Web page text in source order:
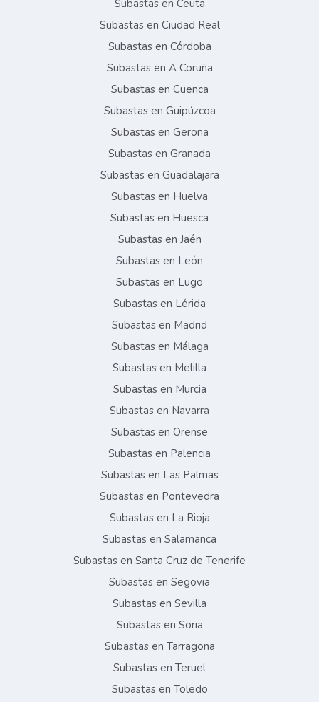
Subastas en Ceuta
Subastas en Ciudad Real
Subastas en Córdoba
Subastas en A Coruña
Subastas en Cuenca
Subastas en Guipúzcoa
Subastas en Gerona
Subastas en Granada
Subastas en Guadalajara
Subastas en Huelva
Subastas en Huesca
Subastas en Jaén
Subastas en León
Subastas en Lugo
Subastas en Lérida
Subastas en Madrid
Subastas en Málaga
Subastas en Melilla
Subastas en Murcia
Subastas en Navarra
Subastas en Orense
Subastas en Palencia
Subastas en Las Palmas
Subastas en Pontevedra
Subastas en La Rioja
Subastas en Salamanca
Subastas en Santa Cruz de Tenerife
Subastas en Segovia
Subastas en Sevilla
Subastas en Soria
Subastas en Tarragona
Subastas en Teruel
Subastas en Toledo